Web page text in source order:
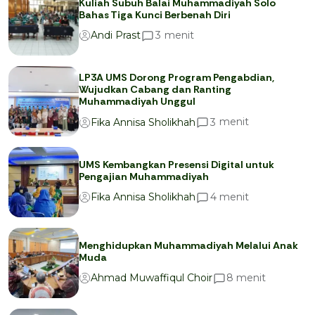
Bahas Tiga Kunci Berbenah Diri
Andi Prast
3 menit
LP3A UMS Dorong Program Pengabdian,
Wujudkan Cabang dan Ranting
Muhammadiyah Unggul
Fika Annisa Sholikhah
3 menit
UMS Kembangkan Presensi Digital untuk
Pengajian Muhammadiyah
Fika Annisa Sholikhah
4 menit
Menghidupkan Muhammadiyah Melalui Anak
Muda
Ahmad Muwaffiqul Choir
8 menit